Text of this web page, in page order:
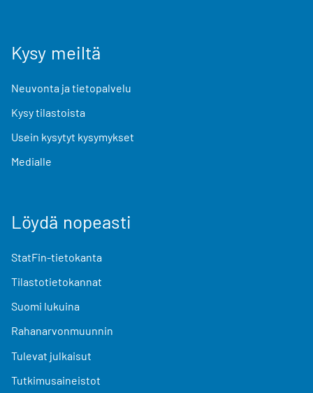
Kysy meiltä
Neuvonta ja tietopalvelu
Kysy tilastoista
Usein kysytyt kysymykset
Medialle
Löydä nopeasti
StatFin-tietokanta
Tilastotietokannat
Suomi lukuina
Rahanarvonmuunnin
Tulevat julkaisut
Tutkimusaineistot